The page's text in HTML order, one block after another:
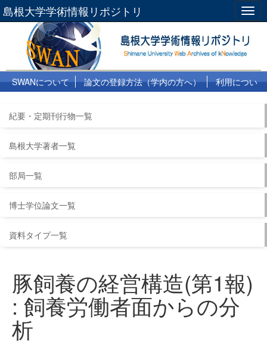
島根大学学術情報リポジトリ
SWANについて 論文の登録方法（学内の方へ）
利用につい
紀要・定期刊行物一覧
島根大学著者一覧
部局一覧
博士学位論文一覧
資料タイプ一覧
豚飼養の経営構造(第1報)
: 飼養労働者面からの分
析